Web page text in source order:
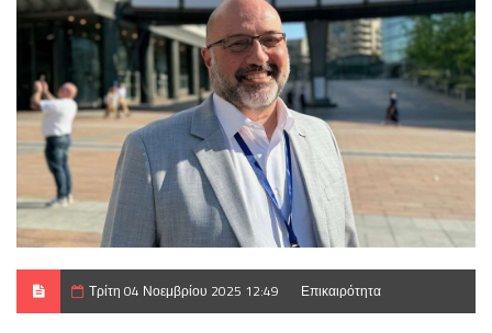
Τρίτη 04 Νοεμβρίου 2025 12:49 Επικαιρότητα